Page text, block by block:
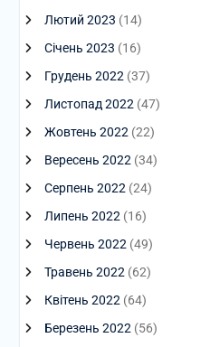
Лютий 2023 (14)
Січень 2023 (16)
Грудень 2022 (37)
Листопад 2022 (47)
Жовтень 2022 (22)
Вересень 2022 (34)
Серпень 2022 (24)
Липень 2022 (16)
Червень 2022 (49)
Травень 2022 (62)
Квітень 2022 (64)
Березень 2022 (56)